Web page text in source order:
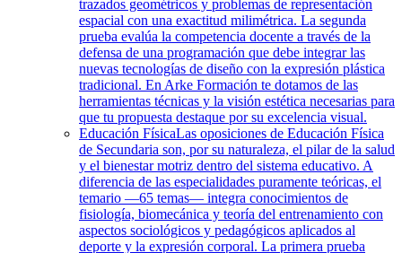
trazados geométricos y problemas de representación
espacial con una exactitud milimétrica. La segunda
prueba evalúa la competencia docente a través de la
defensa de una programación que debe integrar las
nuevas tecnologías de diseño con la expresión plástica
tradicional. En Arke Formación te dotamos de las
herramientas técnicas y la visión estética necesarias para
que tu propuesta destaque por su excelencia visual.
Educación FísicaLas oposiciones de Educación Física
de Secundaria son, por su naturaleza, el pilar de la salud
y el bienestar motriz dentro del sistema educativo. A
diferencia de las especialidades puramente teóricas, el
temario —65 temas— integra conocimientos de
fisiología, biomecánica y teoría del entrenamiento con
aspectos sociológicos y pedagógicos aplicados al
deporte y la expresión corporal. La primera prueba